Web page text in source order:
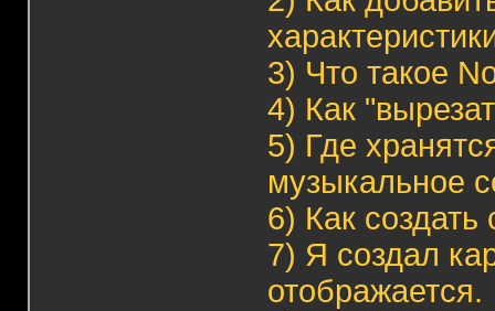
3) Что такое
4) Как
5) Где
музыкальное
6) Как
7) Я создал
отображается.